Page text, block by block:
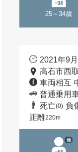
25～34歳
2021年9
高石市西
車両相互
普通乗用
死亡(0) 負
距離220m
他